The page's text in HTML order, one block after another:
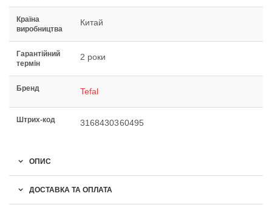
Країна
виробництва
Китай
Гарантійний
термін
2 роки
Бренд Tefal
Штрих-код 3168430360495
ОПИС
ДОСТАВКА ТА ОПЛАТА